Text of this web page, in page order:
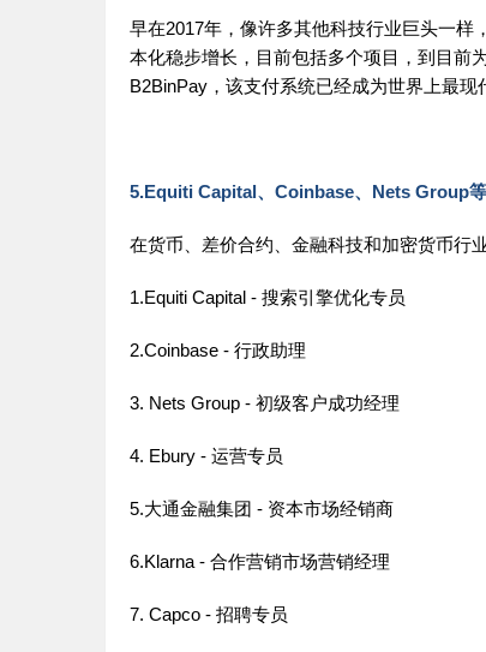
早在2017年，像许多其他科技行业巨头一样
本化稳步增长，目前包括多个项目，到目前
B2BinPay，该支付系统已经成为世界上最现
5.Equiti Capital、Coinbase、Nets Group
在货币、差价合约、金融科技和加密货币行
1.Equiti Capital - 搜索引擎优化专员
2.Coinbase - 行政助理
3. Nets Group - 初级客户成功经理
4. Ebury - 运营专员
5.大通金融集团 - 资本市场经销商
6.Klarna - 合作营销市场营销经理
7. Capco - 招聘专员